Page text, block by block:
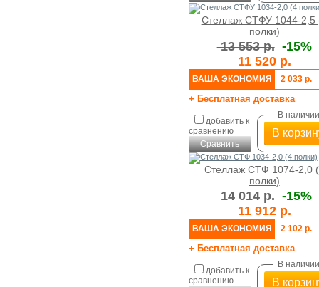
Стеллаж СТФУ 1044-2,5
полки)
13 553 р. -15%
11 520 р.
ВАША ЭКОНОМИЯ 2 033 р.
+ Бесплатная доставка
добавить к
сравнению
Сравнить
В наличии
В
Стеллаж СТФ 1074-2,0
полки)
14 014 р. -15%
11 912 р.
ВАША ЭКОНОМИЯ 2 102 р.
+ Бесплатная доставка
добавить к
сравнению
В наличии
В